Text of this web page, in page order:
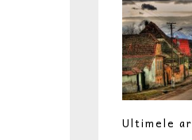
Ultimele